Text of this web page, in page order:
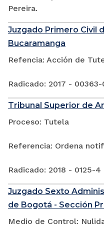
Pereira.
Juzgado Primero Civil
Bucaramanga
Refencia: Acción de
Radicado: 2017 - 00363-
Tribunal Superior de
Proceso: Tutela
Referencia: Ordena
Radicado: 2018 - 0125-
Juzgado Sexto
de Bogotá - Sección
Medio de Control: